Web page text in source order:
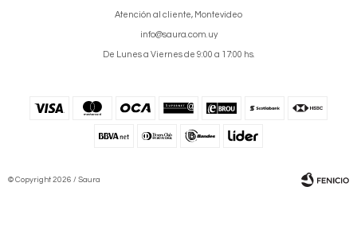
Atención al cliente, Montevideo
info@saura.com.uy
De Lunes a Viernes de 9:00 a 17:00 hs.
© Copyright 2026 / Saura